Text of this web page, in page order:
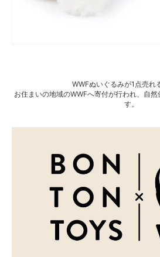
WWFぬいぐるみが1点売れ
お住まいの地域のWWFへ寄付が行われ、自
す。